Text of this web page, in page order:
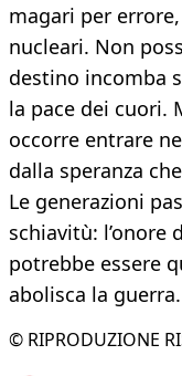
magari per
nucleari. Non
destino incomba
la pace dei cuori.
occorre entrare
dalla speranza
Le generazioni
schiavitù: l’onore
potrebbe essere
abolisca la
© RIPRODUZIONE